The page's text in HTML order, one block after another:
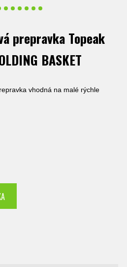
prepravka Topeak
BASKET
vhodná na malé rýchle